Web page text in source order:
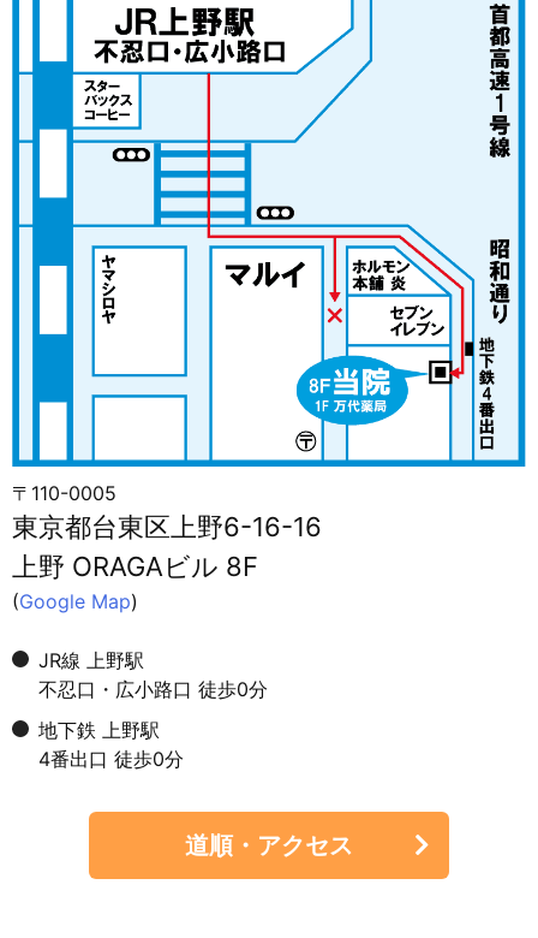
〒110-0005
東京都台東区上野6-16-16
上野 ORAGAビル 8F
(Google Map)
JR線 上野駅
不忍口・広小路口 徒歩0分
地下鉄 上野駅
4番出口 徒歩0分
道順・アクセス